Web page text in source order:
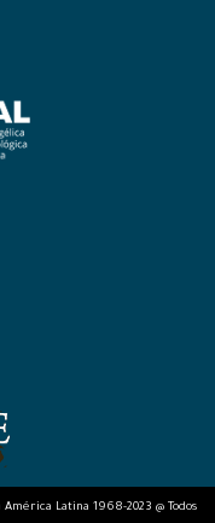
América Latina 1968-2023 @ Todos